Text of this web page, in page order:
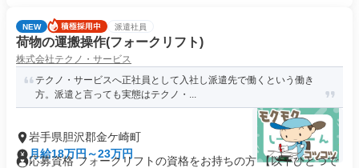
NEW 派遣社員
荷物の運搬操作(フォークリフト)
株式会社テクノ・サービス
テクノ・サービスへ正社員として入社し派遣先で働くという働き
方。派遣と言っても実態はテクノ・...
岩手県胆沢郡金ケ崎町
月給18万円～23万円
応募資格 フォークリフトの資格をお持ちの方 【以下ひとつで